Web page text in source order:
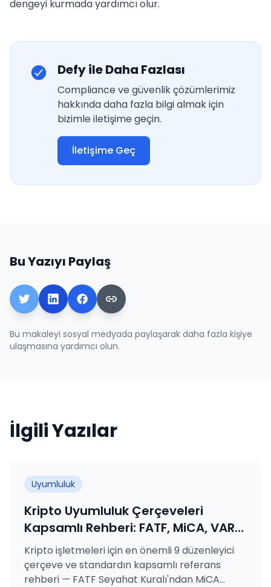
dengeyi kurmada yardımcı olur.
Defy ile Daha Fazlası
Compliance ve güvenlik çözümlerimiz
hakkında daha fazla bilgi almak için
bizimle iletişime geçin.
İletişime Geç
Bu Yazıyı Paylaş
Bu makaleyi sosyal medyada paylaşarak daha fazla kişiye
ulaşmasına yardımcı olun.
İlgili Yazılar
Uyumluluk
Kripto Uyumluluk Çerçeveleri
Kapsamlı Rehberi: FATF, MiCA, VARA,
SAMA, MASAK, GDPR, KVKK, ISO
27001 ve ISO 31000 Açıklandı
Kripto işletmeleri için en önemli 9 düzenleyici
çerçeve ve standardın kapsamlı referans
rehberi — FATF Seyahat Kuralı'ndan MiCA